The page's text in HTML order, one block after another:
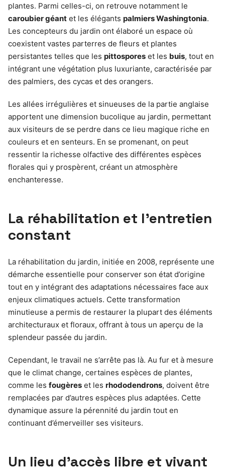
plantes. Parmi celles-ci, on retrouve notamment le
caroubier géant et les élégants palmiers Washingtonia.
Les concepteurs du jardin ont élaboré un espace où
coexistent vastes parterres de fleurs et plantes
persistantes telles que les pittospores et les buis, tout en
intégrant une végétation plus luxuriante, caractérisée par
des palmiers, des cycas et des orangers.
Les allées irrégulières et sinueuses de la partie anglaise
apportent une dimension bucolique au jardin, permettant
aux visiteurs de se perdre dans ce lieu magique riche en
couleurs et en senteurs. En se promenant, on peut
ressentir la richesse olfactive des différentes espèces
florales qui y prospèrent, créant un atmosphère
enchanteresse.
La réhabilitation et l’entretien
constant
La réhabilitation du jardin, initiée en 2008, représente une
démarche essentielle pour conserver son état d’origine
tout en y intégrant des adaptations nécessaires face aux
enjeux climatiques actuels. Cette transformation
minutieuse a permis de restaurer la plupart des éléments
architecturaux et floraux, offrant à tous un aperçu de la
splendeur passée du jardin.
Cependant, le travail ne s’arrête pas là. Au fur et à mesure
que le climat change, certaines espèces de plantes,
comme les fougères et les rhododendrons, doivent être
remplacées par d’autres espèces plus adaptées. Cette
dynamique assure la pérennité du jardin tout en
continuant d’émerveiller ses visiteurs.
Un lieu d’accès libre et vivant